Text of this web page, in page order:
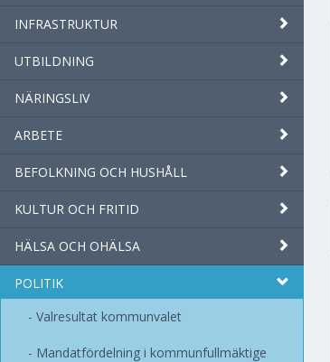
INFRASTRUKTUR
UTBILDNING
NÄRINGSLIV
ARBETE
BEFOLKNING OCH HUSHÅLL
KULTUR OCH FRITID
HÄLSA OCH OHÄLSA
POLITIK
Valresultat kommunvalet
Mandatfördelning i kommunfullmäktige